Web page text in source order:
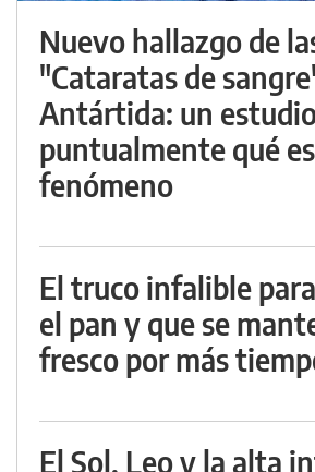
Nuevo hallazgo de
"Cataratas de
Antártida: un
puntualmente qué
fenómeno
El truco infalible
el pan y que se
fresco por más
El Sol, Leo y la alta